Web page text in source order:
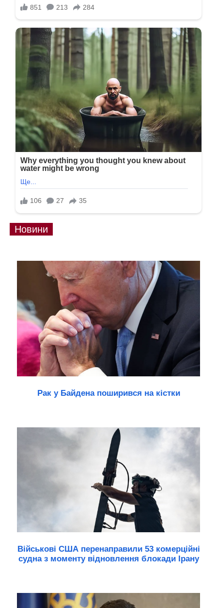
Новини
Рак у Байдена поширився на кістки
Військові США перенаправили 53 комерційні
судна з моменту відновлення блокади Ірану